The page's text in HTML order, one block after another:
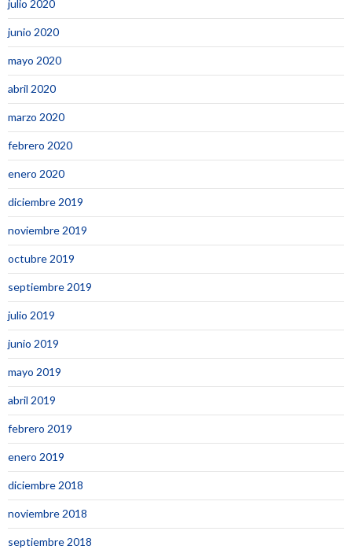
julio 2020
junio 2020
mayo 2020
abril 2020
marzo 2020
febrero 2020
enero 2020
diciembre 2019
noviembre 2019
octubre 2019
septiembre 2019
julio 2019
junio 2019
mayo 2019
abril 2019
febrero 2019
enero 2019
diciembre 2018
noviembre 2018
septiembre 2018